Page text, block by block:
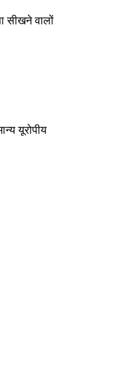
सीखने वालों
यूरोपीय